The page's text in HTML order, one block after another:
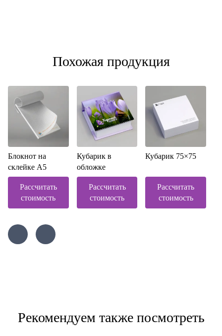
Похожая продукция
Блокнот на
склейке А5
Рассчитать
стоимость
Кубарик в
обложке
Рассчитать
стоимость
Кубарик 75×75
Рассчитать
стоимость
Рекомендуем также посмотреть